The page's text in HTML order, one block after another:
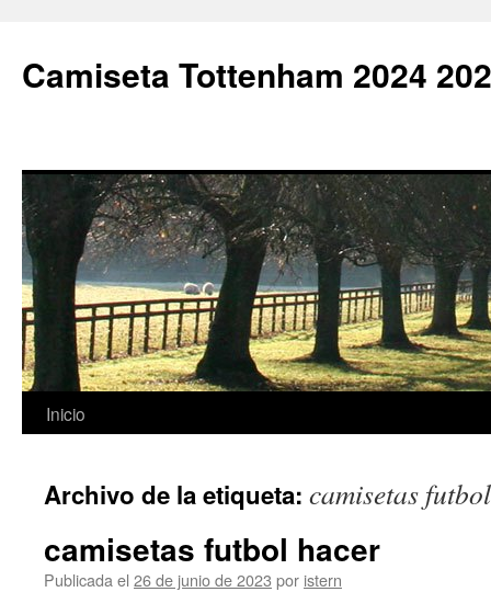
Camiseta Tottenham 2024
Saltar
contenido
Inicio
Archivo de la etiqueta: camisetas futbol
camisetas futbol hacer
Publicada el 26 de junio de 2023 por istern